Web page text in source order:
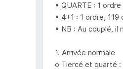
• QUARTE : 1
• 4+1 : 1 ordre,
• NB : Au couplé, il
1. Arrivée normale
o Tiercé et quarté